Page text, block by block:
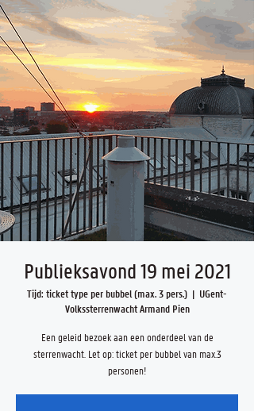
Publieksavond 19 mei 2021
Tijd: ticket type per bubbel (max. 3 pers.)
  |
UGent-
Volkssterrenwacht Armand Pien
Een geleid bezoek aan een onderdeel van de
sterrenwacht. Let op: ticket per bubbel van max.3
personen!